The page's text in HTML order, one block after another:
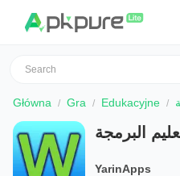
Główna Gra Edukacyjne
البرمجة
YarinApps